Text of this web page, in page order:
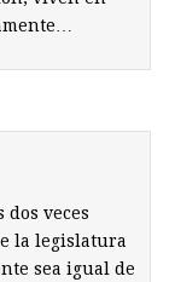
dos veces
la legislatura
sea igual de